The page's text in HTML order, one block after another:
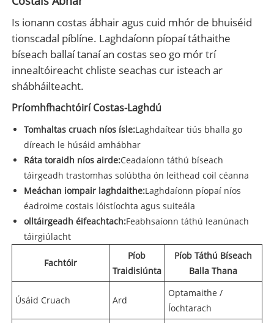
Is ionann costas ábhair agus cuid mhór de bhuiséid
tionscadal píblíne. Laghdaíonn píopaí táthaithe
bíseach ballaí tanaí an costas seo go mór trí
innealtóireacht chliste seachas cur isteach ar
shábháilteacht.
Príomhfhachtóirí Costas-Laghdú
Tomhaltas cruach níos ísle:Laghdaítear tiús bhalla go
díreach le húsáid amhábhar
Ráta toraidh níos airde:Ceadaíonn táthú bíseach
táirgeadh trastomhas solúbtha ón leithead coil céanna
Meáchan iompair laghdaithe:Laghdaíonn píopaí níos
éadroime costais lóistíochta agus suiteála
olltáirgeadh éifeachtach:Feabhsaíonn táthú leanúnach
táirgiúlacht
Fachtóir
Píob
Traidisiúnta
Píob Táthú Bíseach
Balla Thana
Úsáid Cruach Ard
Optamaithe /
Íochtarach